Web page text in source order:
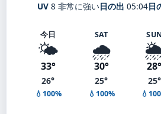
UV 8 非常に強い日の出 05:04日
今日
🌤️
33°
26°
💧100%
SAT
🌧️
30°
25°
💧100%
SUN
28°
25°